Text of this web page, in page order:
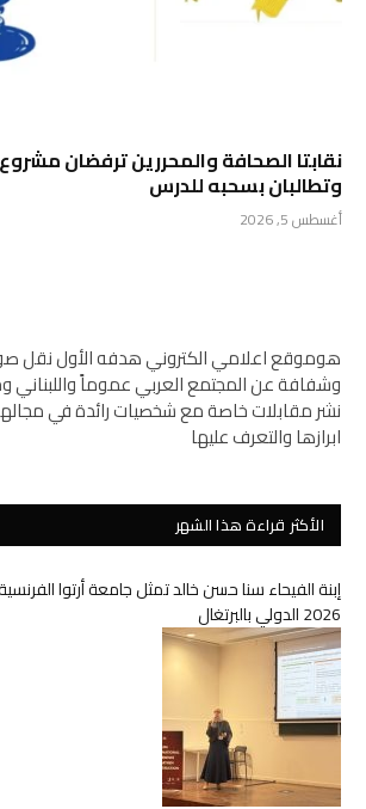
نقابتا الصحافة والمحررين ترفضان
وتطالبان بسحبه للدرس
أغسطس 5, 2026
هوموقع اعلامي الكتروني هدفه الأول نقل
وشفافة عن المجتمع العربي عموماً
نشر مقابلات خاصة مع شخصيات رائدة في
ابرازها والتعرف عليها
الأكثر قراءة هذا الشهر
2026 الدولي بالبرتغال